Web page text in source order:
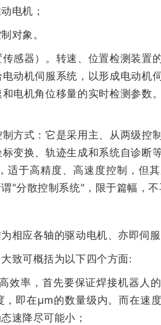
电机；
对象。
器）。转速、位置检测装置
动机伺服系统，以形成电动机
电机角位移量的实时检测参数
式：它是采用主、从两级控
变换、轨迹生成和系统自诊断
适于高精度、高速度控制，但
"分散控制系统"，限于篇幅，不
应各轴的驱动电机、亦即伺服
致可概括为以下四个方面:
率，首先要保证焊接机器人
即在μm的数量级内。而在速
速降尽可能小；